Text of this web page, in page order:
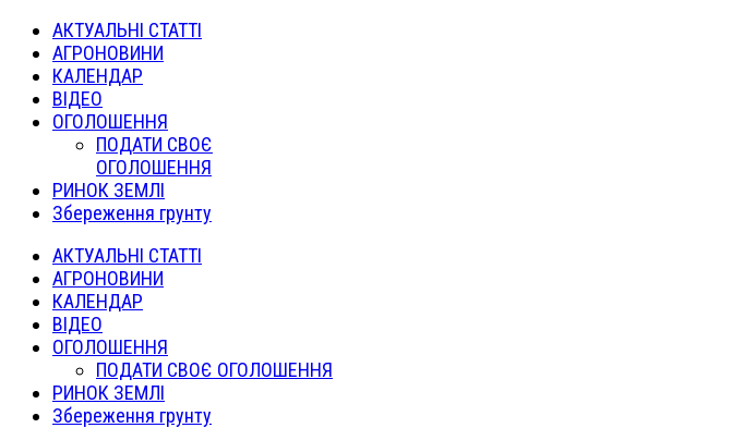
АКТУАЛЬНІ СТАТТІ
АГРОНОВИНИ
КАЛЕНДАР
ВІДЕО
ОГОЛОШЕННЯ
ПОДАТИ СВОЄ
ОГОЛОШЕННЯ
РИНОК ЗЕМЛІ
Збереження грунту
АКТУАЛЬНІ СТАТТІ
АГРОНОВИНИ
КАЛЕНДАР
ВІДЕО
ОГОЛОШЕННЯ
ПОДАТИ СВОЄ ОГОЛОШЕННЯ
РИНОК ЗЕМЛІ
Збереження грунту